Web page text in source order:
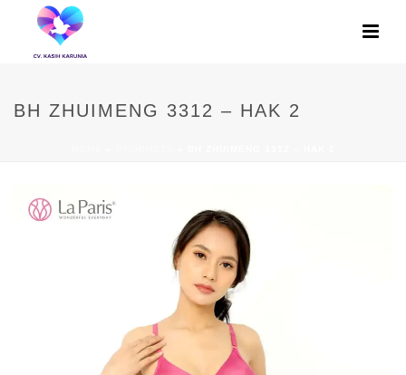
BH ZHUIMENG 3312 – HAK 2